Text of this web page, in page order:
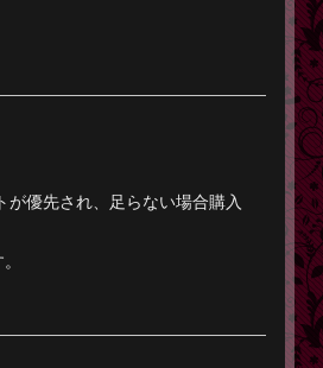
優先され、足らない場合購入